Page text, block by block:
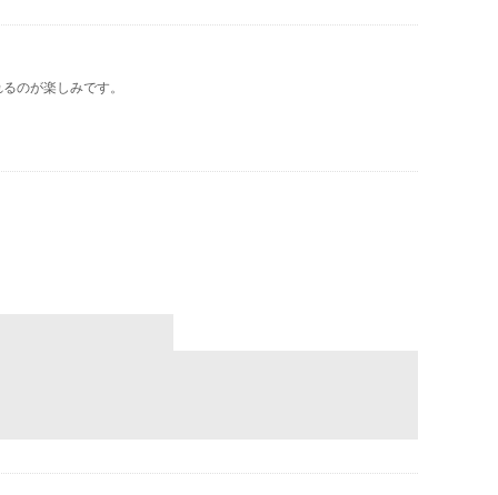
のが楽しみです。